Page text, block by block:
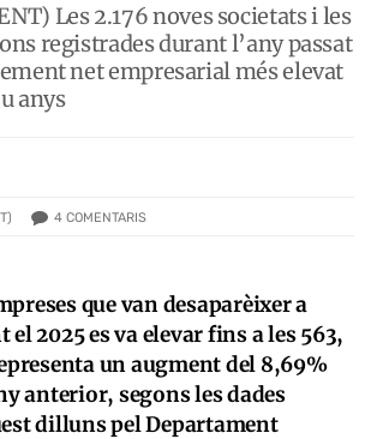
Les 2.176 noves societats i les
registrades durant l’any passat
net empresarial més elevat
anys
4 COMENTARIS
que van desaparèixer a
2025 es va elevar fins a les 563,
un augment del 8,69%
anterior, segons les dades
dilluns pel Departament